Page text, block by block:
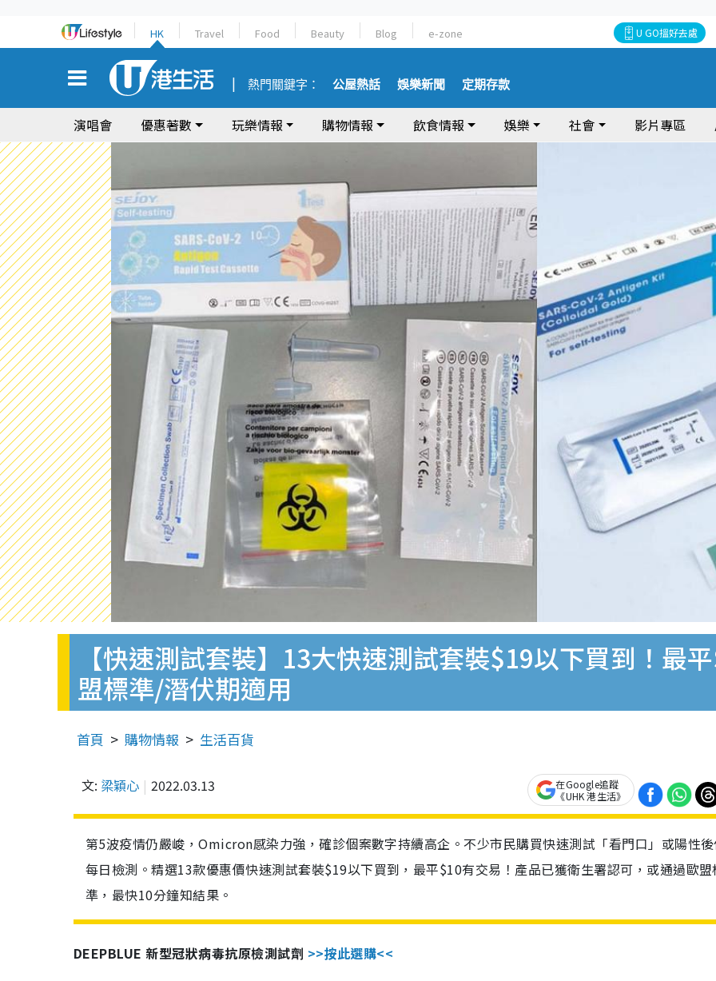
HK Travel Food Beauty Blog e-zone U GO搵好去處
熱門關鍵字： 公屋熱話 娛樂新聞 定期存款
演唱會 優惠著數 玩樂情報 購物情報 飲食情報 娛樂 社會 影片專區
【快速測試套裝】13大快速測試套裝$19以下買到！最
盟標準/潛伏期適用
首頁 購物情報 生活百貨
文: 梁穎心 2022.03.13
在Google追蹤
《UHK 港生活》
第5波疫情仍嚴峻，Omicron感染力強，確診個案數字持續高企。不少市民購買快速測試「看門口」或陽性
每日檢測。精選13款優惠價快速測試套裝$19以下買到，最平$10有交易！產品已獲衛生署認可，或通過歐盟
準，最快10分鐘知結果。
DEEPBLUE 新型冠狀病毒抗原檢測試劑 >>按此選購<<